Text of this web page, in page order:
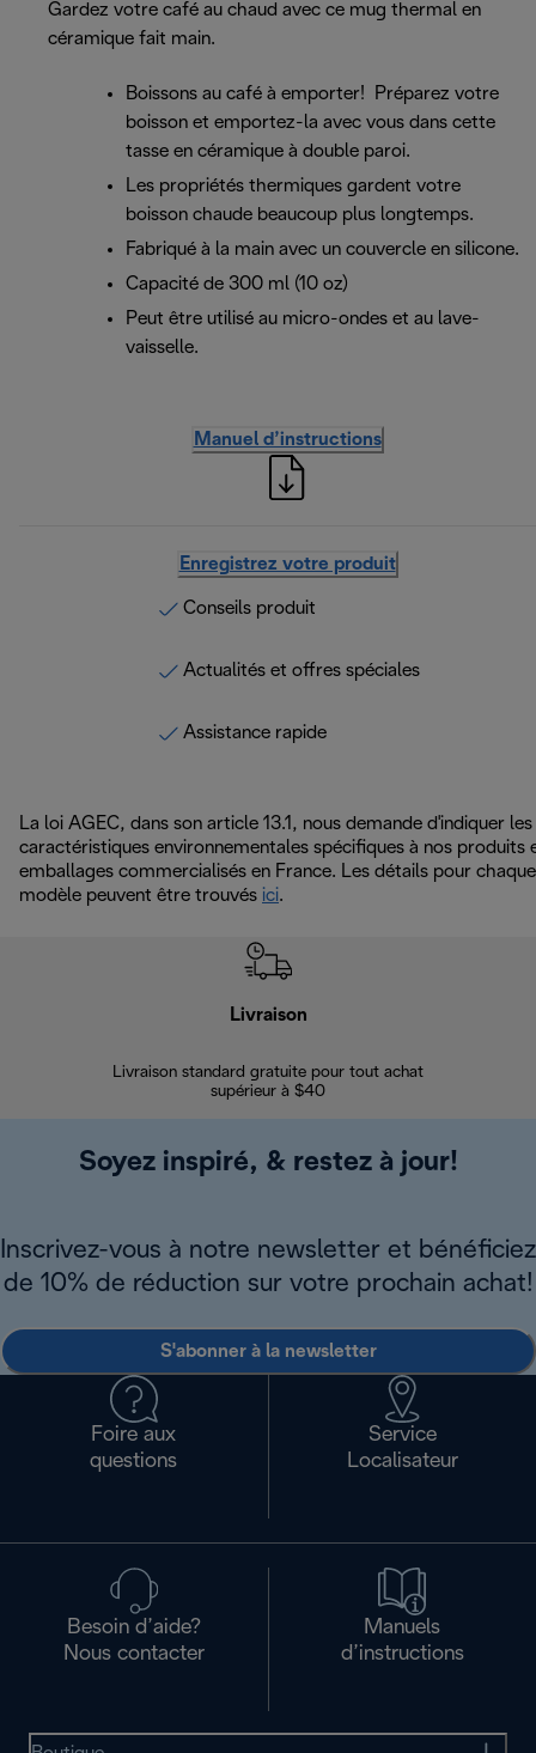
Gardez votre café au chaud avec ce mug thermal en
céramique fait main.
Boissons au café à emporter! Préparez votre
boisson et emportez-la avec vous dans cette
tasse en céramique à double paroi.
Les propriétés thermiques gardent votre
boisson chaude beaucoup plus longtemps.
Fabriqué à la main avec un couvercle en silicone.
Capacité de 300 ml (10 oz)
Peut être utilisé au micro-ondes et au lave-
vaisselle.
Manuel d’instructions
Enregistrez votre produit
Conseils produit
Actualités et offres spéciales
Assistance rapide
La loi AGEC, dans son article 13.1, nous demande d'indiquer les
caractéristiques environnementales spécifiques à nos produits
emballages commercialisés en France. Les détails pour chaque
modèle peuvent être trouvés ici.
Livraison
Livraison standard gratuite pour tout achat
supérieur à $40
Soyez inspiré, & restez à jour!
Inscrivez-vous à notre newsletter et bénéficiez
de 10% de réduction sur votre prochain achat!
S'abonner à la newsletter
Foire aux
questions
Service
Localisateur
Besoin d’aide?
Nous contacter
Manuels
d’instructions